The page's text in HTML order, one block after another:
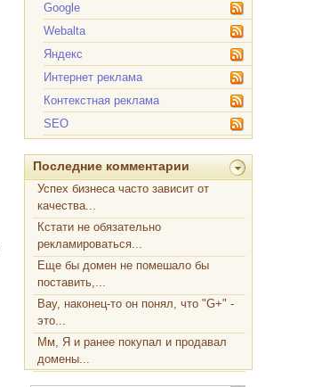
Google
Webalta
Яндекс
Интернет реклама
Контекстная реклама
SEO
Последние комментарии
Успех бизнеса часто зависит от
качества...
Кстати не обязательно
рекламироваться...
Еще бы домен не помешало бы
поставить,...
Вау, наконец-то он понял, что "G+" -
это...
Мм, Я и ранее покупал и продавал
домены...